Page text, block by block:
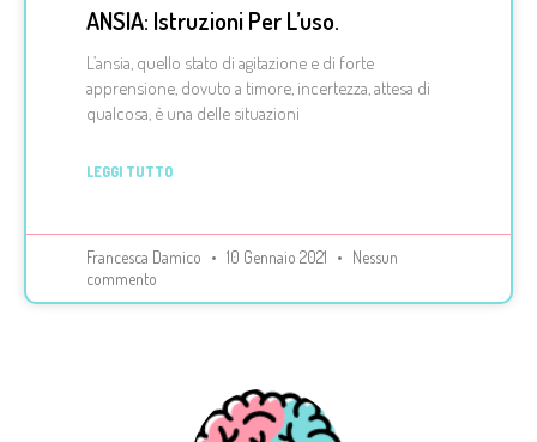
ANSIA: Istruzioni Per L’uso.
L’ansia, quello stato di agitazione e di forte
apprensione, dovuto a timore, incertezza, attesa di
qualcosa, è una delle situazioni
LEGGI TUTTO
Francesca Damico 10 Gennaio 2021
Nessun
commento